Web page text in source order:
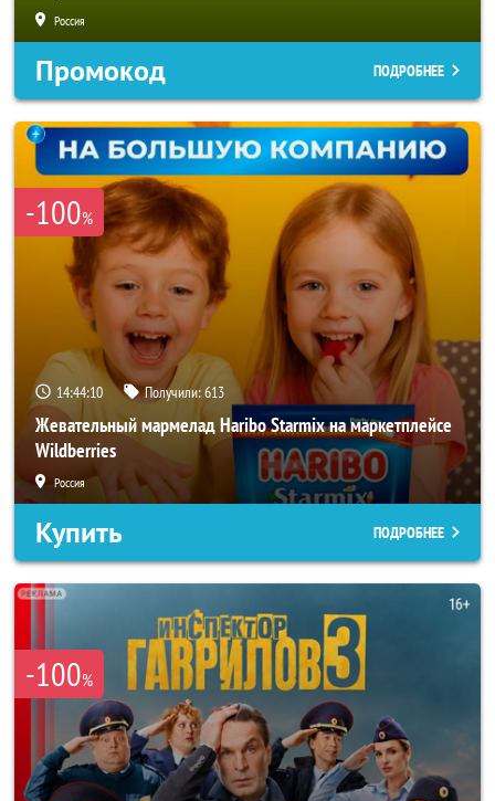
Россия
Промокод ПОДРОБНЕЕ
-100%
14:44:08 Получили:613
Жевательный мармелад Haribo Starmix на маркетплейсе
Wildberries
Россия
Купить ПОДРОБНЕЕ
-100%